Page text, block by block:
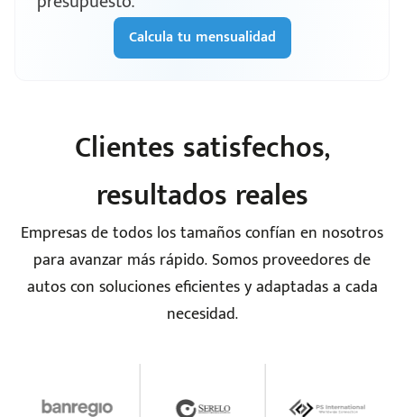
Calcula tu mensualidad
Clientes satisfechos,
resultados reales
Empresas de todos los tamaños confían en nosotros
para avanzar más rápido. Somos proveedores de
autos con soluciones eficientes y adaptadas a cada
necesidad.